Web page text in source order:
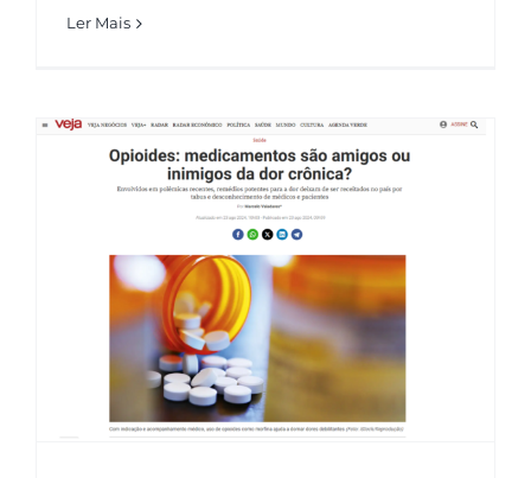
Ler Mais
Veja – Opioides: medicamentos
são amigos ou inimigos da dor
crônica?